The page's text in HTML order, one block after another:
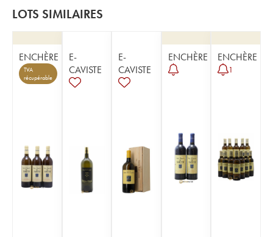
LOTS SIMILAIRES
ENCHÈRE
TVA
récupérable
E-
CAVISTE
E-
CAVISTE
ENCHÈRE ENCHÈRE
1